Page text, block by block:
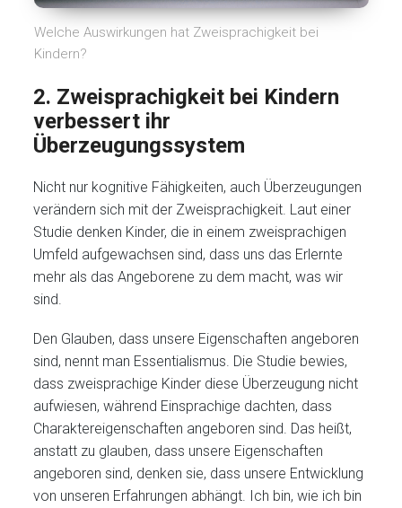
Welche Auswirkungen hat Zweisprachigkeit bei
Kindern?
2. Zweisprachigkeit bei Kindern
verbessert ihr
Überzeugungssystem
Nicht nur kognitive Fähigkeiten, auch Überzeugungen
verändern sich mit der Zweisprachigkeit. Laut einer
Studie denken Kinder, die in einem zweisprachigen
Umfeld aufgewachsen sind, dass uns das Erlernte
mehr als das Angeborene zu dem macht, was wir
sind.
Den Glauben, dass unsere Eigenschaften angeboren
sind, nennt man Essentialismus. Die Studie bewies,
dass zweisprachige Kinder diese Überzeugung nicht
aufwiesen, während Einsprachige dachten, dass
Charaktereigenschaften angeboren sind. Das heißt,
anstatt zu glauben, dass unsere Eigenschaften
angeboren sind, denken sie, dass unsere Entwicklung
von unseren Erfahrungen abhängt. Ich bin, wie ich bin